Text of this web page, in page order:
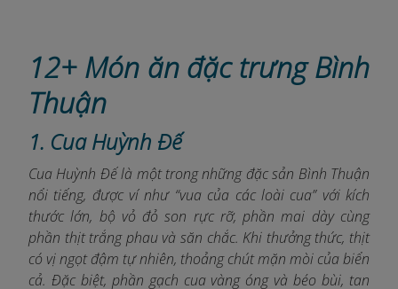
12+ Món ăn đặc trưng Bình
Thuận
1. Cua Huỳnh Đế
Cua Huỳnh Đế là một trong những đặc sản Bình Thuận
nổi tiếng, được ví như “vua của các loài cua” với kích
thước lớn, bộ vỏ đỏ son rực rỡ, phần mai dày cùng
phần thịt trắng phau và săn chắc. Khi thưởng thức, thịt
có vị ngọt đậm tự nhiên, thoảng chút mặn mòi của biển
cả. Đặc biệt, phần gạch cua vàng óng và béo bùi, tan